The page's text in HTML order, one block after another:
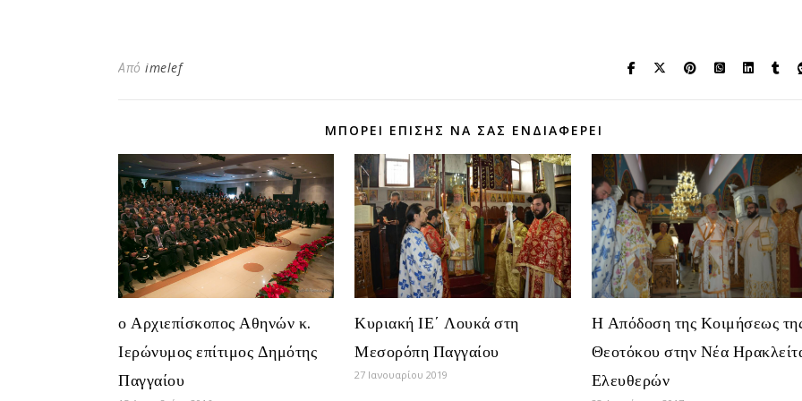
Από imelef
ΜΠΟΡΕΊ ΕΠΊΣΗΣ ΝΑ ΣΑΣ ΕΝΔΙΑΦΈΡΕΙ
ο Αρχιεπίσκοπος Αθηνών κ.
Ιερώνυμος επίτιμος Δημότης
Παγγαίου
Κυριακή ΙΕ΄ Λουκά στη
Μεσορόπη Παγγαίου
27 Ιανουαρίου 2019
Η Απόδοση της Κοιμήσεως
Θεοτόκου στην Νέα
Ελευθερών